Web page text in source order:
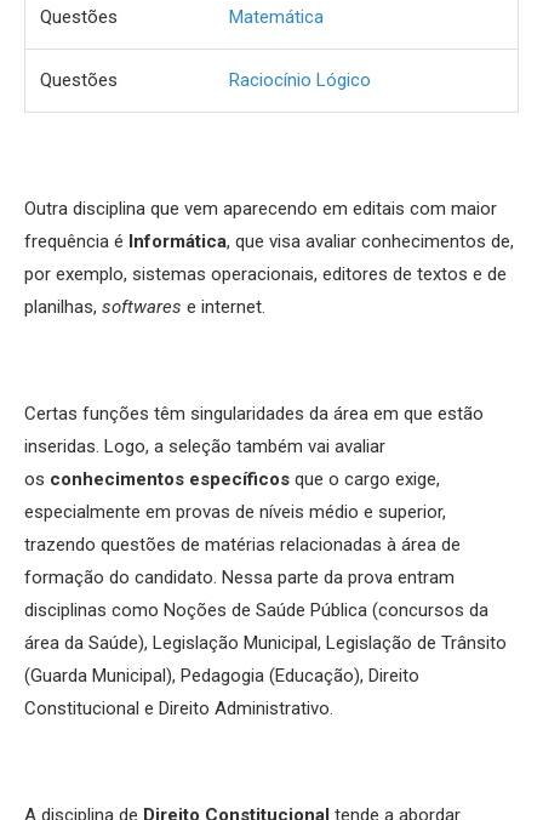
Questões Matemática
Questões Raciocínio Lógico
Outra disciplina que vem aparecendo em editais com maior
frequência é Informática, que visa avaliar conhecimentos de,
por exemplo, sistemas operacionais, editores de textos e de
planilhas, softwares e internet.
Certas funções têm singularidades da área em que estão
inseridas. Logo, a seleção também vai avaliar
os conhecimentos específicos que o cargo exige,
especialmente em provas de níveis médio e superior,
trazendo questões de matérias relacionadas à área de
formação do candidato. Nessa parte da prova entram
disciplinas como Noções de Saúde Pública (concursos da
área da Saúde), Legislação Municipal, Legislação de Trânsito
(Guarda Municipal), Pedagogia (Educação), Direito
Constitucional e Direito Administrativo.
A disciplina de Direito Constitucional tende a abordar